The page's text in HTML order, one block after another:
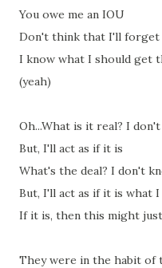
You owe me an IOU
Don't think that I'll forget
I know what I should get
(yeah)
Oh...What is it real? I
But, I'll act as if it is
What's the deal? I don't
But, I'll act as if it is what
If it is, then this might
They were in the habit